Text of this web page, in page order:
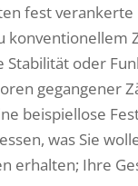
fest verankerte
konventionellem
Stabilität oder
gegangener
beispiellose
was Sie
erhalten; Ihre